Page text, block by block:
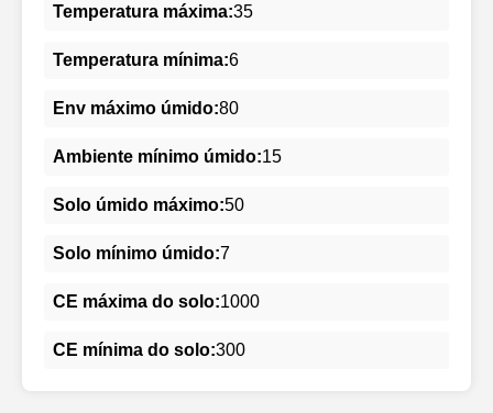
Temperatura máxima:35
Temperatura mínima:6
Env máximo úmido:80
Ambiente mínimo úmido:15
Solo úmido máximo:50
Solo mínimo úmido:7
CE máxima do solo:1000
CE mínima do solo:300